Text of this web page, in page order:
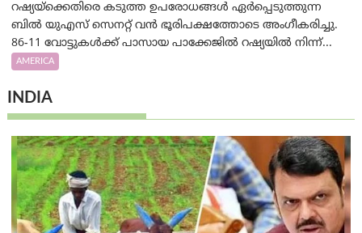
റഷ്യയ്‌ക്കെതിരെ കടുത്ത ഉപരോധങ്ങൾ ഏർപ്പെടുത്തുന്ന
ബിൽ യുഎസ് സെനറ്റ് വൻ ഭൂരിപക്ഷത്തോടെ അംഗീകരിച്ചു.
86-11 വോട്ടുകൾക്ക് പാസായ പാക്കേജിൽ റഷ്യയിൽ നിന്ന്...
AMERICA
INDIA